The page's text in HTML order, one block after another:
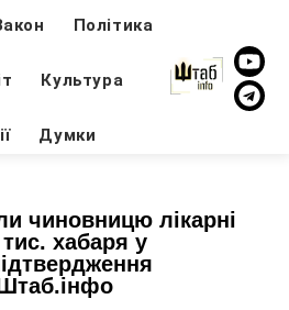
Політика
Культура
Думки
чиновницю лікарні
хабаря у
Штаб.інфо